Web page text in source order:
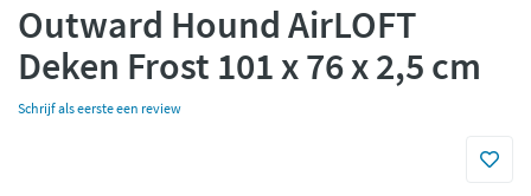
Outward Hound AirLOFT
Deken Frost 101 x 76 x 2,5 cm
Schrijf als eerste een review